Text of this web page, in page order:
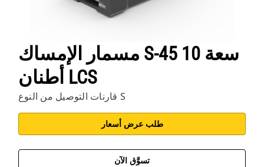
مسمار الإمساك S-45 سعة 10
أطنان LCS
قارنات التوصيل من النوع S
طلب عرض أسعار
تسوَّق الآن